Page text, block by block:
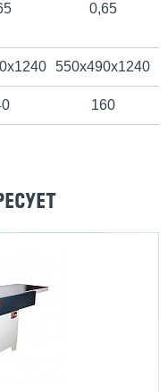
0,65
550х490х1240
160